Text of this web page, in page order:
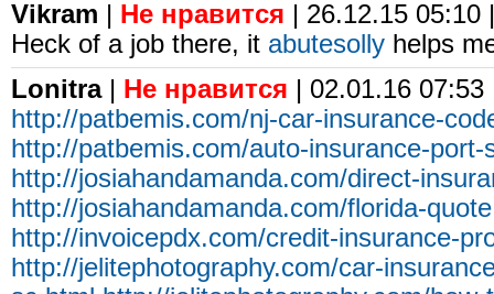
Vikram | Не нравится | 26.12.15 05:10
Heck of a job there, it abutesolly helps
Lonitra| Не нравится | 02.01.16
http://patbemis.com/nj-car-insurance-
http://patbemis.com/auto-insurance-
http://josiahandamanda.com/direct-
http://josiahandamanda.com/florida-
http://invoicepdx.com/credit-insurance-
http://jelitephotography.com/car-